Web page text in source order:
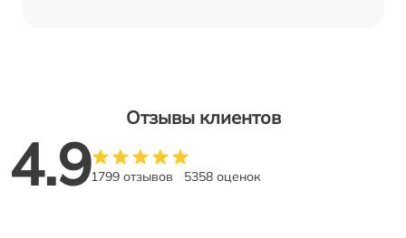
Отзывы клиентов
4.91799 отзывов 5358 оценок